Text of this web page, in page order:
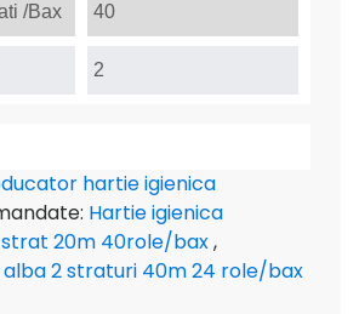
/Bax 40
2
hartie igienica
Hartie igienica
strat 20m 40role/bax,
alba 2 straturi 40m 24 role/bax